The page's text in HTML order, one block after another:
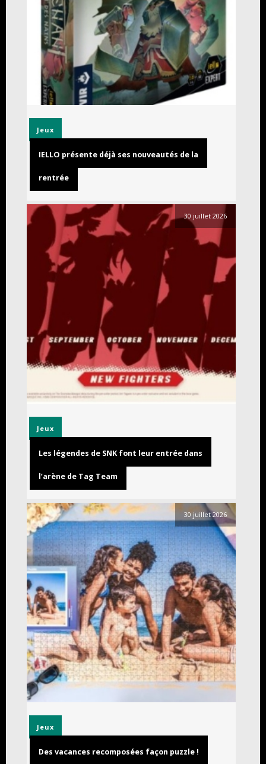
Jeux
IELLO présente déjà ses nouveautés de la
rentrée
30 juillet 2026
Jeux
Les légendes de SNK font leur entrée dans
l’arène de Tag Team
30 juillet 2026
Jeux
Des vacances recomposées façon puzzle !